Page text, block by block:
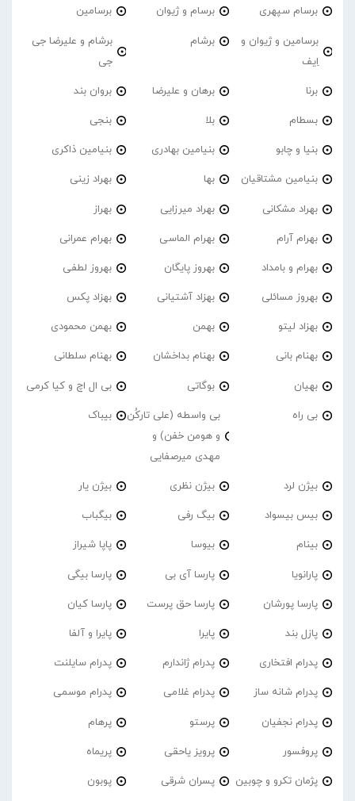
برسام سپهری برسام و ژیوان برسامین
برسامین و ژیوان و
اِیف
برشام
برشام و علیرضا جی
جی
برنا برهان و علیرضا بروان بند
بسطام بلا بنجی
بنیا و چابو بنیامین بهادری بنیامین ذاکری
بنیامین مشتاقیان بها بهراد زینی
بهراد مشکانی بهراد میرزایی بهراز
بهرام آرام بهرام الماسی بهرام عمرانی
بهرام و بامداد بهروز پایگان بهروز لطفی
بهروز مسائلی بهزاد آشتیانی بهزاد پکس
بهزاد لیتو بهمن بهمن محمودی
بهنام بانی بهنام بداخشان بهنام سلطانی
بهیان بوگاتی بی ال اچ و کیا کرمی
بی راه
بی واسطه (علی تارکُن
و هومن خفن) و
مهدی میرصفایی
بیباک
بیژن لرد بیژن نظری بیژن یار
بیس بیسواد بیگ رفی بیگباب
بینام بیوسا پاپا شیراز
پارانویا پارسا آی بی پارسا بیگی
پارسا پورشان پارسا حق پرست پارسا کیان
پازل بند پایرا پایرا و آلفا
پدرام افتخاری پدرام ژاندارم پدرام‌ سایلنت
پدرام شانه ساز پدرام غلامی پدرام موسمی
پدرام نجفیان پرستو پرهام
پروفسور پرویز یاحقی پریماه
پژمان تکرو و چوبین پسران شرقی پوبون